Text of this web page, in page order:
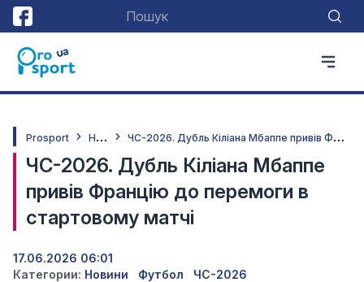
Prosport Н
овини Ч
С-2026. Дубль Кіліана Мбаппе привів Францію до перемоги в стартовому матчі
ЧС-2026. Дубль Кіліана Мбаппе
привів Францію до перемоги в
стартовому матчі
17.06.2026 06:01
Категории: Новини Футбол ЧС-2026